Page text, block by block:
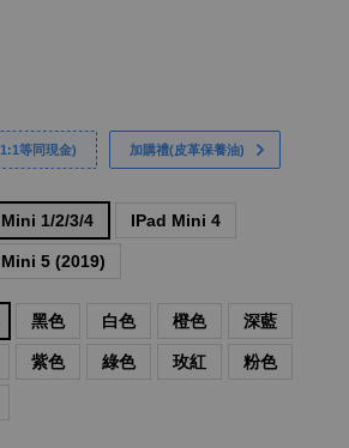
等同現金) 加購禮(皮革保養油)
1/2/3/4 IPad Mini 4
5 (2019)
黑色 白色 橙色 深藍
紫色 綠色 玫紅 粉色